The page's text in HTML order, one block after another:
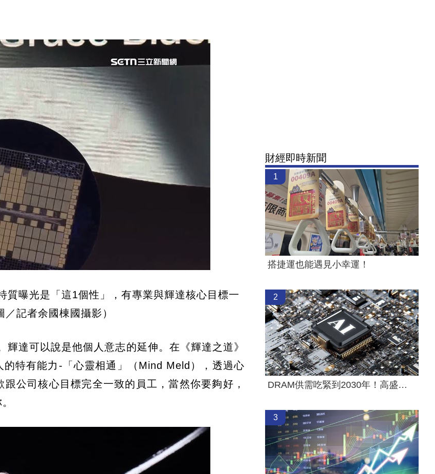
曝光是「這1個性」，有專業與輝達核心目標一
記者余國棟國攝影）
達可以說是他個人意志的延伸。在《輝達之道》
特有能力-「心靈相通」（Mind Meld），透過心
公司核心目標完全一致的員工，當然你要夠好，
財經即時新聞
1
搭捷運也能遇見小幸運！
2
DRAM供需吃緊到2030年！高盛說話了
3